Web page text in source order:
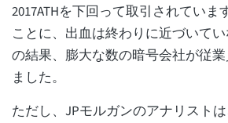
2017ATHを下回って取引されてい
ことに、出血は終わりに近づいて
の結果、膨大な数の暗号会社が従
ました。
ただし、JPモルガンのアナリスト